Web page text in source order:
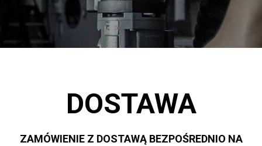
DOSTAWA
ZAMÓWIENIE Z DOSTAWĄ BEZPOŚREDNIO NA